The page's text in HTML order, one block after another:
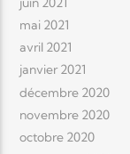
mai 2021
avril 2021
janvier 2021
décembre 2020
novembre 2020
octobre 2020